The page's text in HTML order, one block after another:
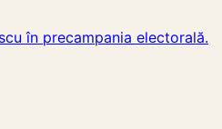
în precampania electorală.